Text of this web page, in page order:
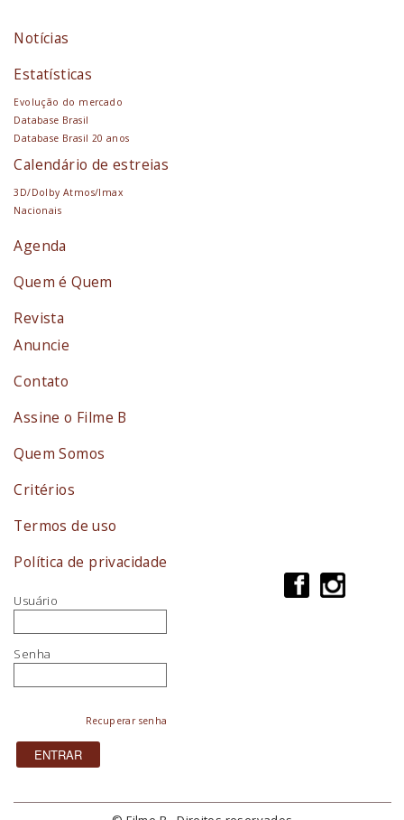
Notícias
Estatísticas
Evolução do mercado
Database Brasil
Database Brasil 20 anos
Calendário de estreias
3D/Dolby Atmos/Imax
Nacionais
Agenda
Quem é Quem
Revista
Anuncie
Contato
Assine o Filme B
Quem Somos
Critérios
Termos de uso
Política de privacidade
Usuário
Senha
Recuperar senha